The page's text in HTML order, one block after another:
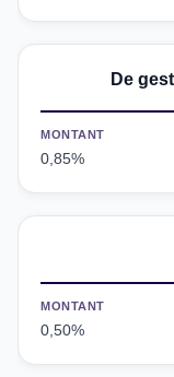
De
MONTANT
0,85%
MONTANT
0,50%